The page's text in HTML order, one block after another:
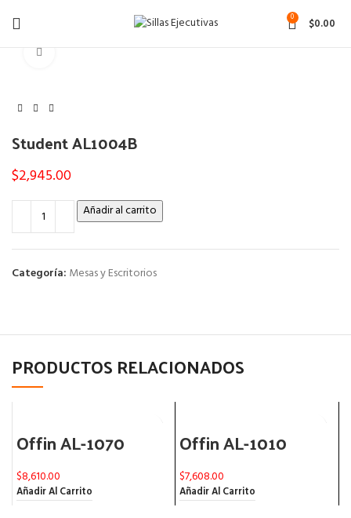
0 $0.00
Student AL1004B
$2,945.00
Añadir al carrito
Categoría: Mesas y Escritorios
PRODUCTOS RELACIONADOS
Offin AL-1070
$8,610.00
Añadir Al Carrito
Offin AL-1010
$7,608.00
Añadir Al Carrito